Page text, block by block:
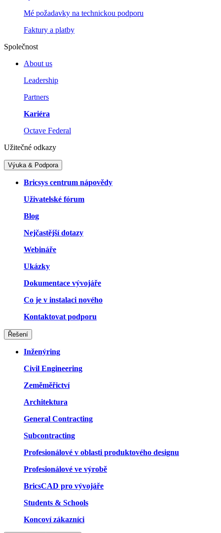
Mé požadavky na technickou podporu
Faktury a platby
Společnost
About us
Leadership
Partners
Kariéra
Octave Federal
Užitečné odkazy
Výuka & Podpora
Bricsys centrum nápovědy
Uživatelské fórum
Blog
Nejčastější dotazy
Webináře
Ukázky
Dokumentace vývojáře
Co je v instalaci nového
Kontaktovat podporu
Řešení
Inženýring
Civil Engineering
Zeměměřictví
Architektura
General Contracting
Subcontracting
Profesionálové v oblasti produktového designu
Profesionálové ve výrobě
BricsCAD pro vývojáře
Students & Schools
Koncoví zákazníci